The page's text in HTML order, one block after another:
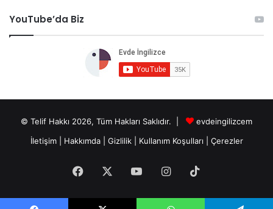
YouTube’da Biz
© Telif Hakkı 2026, Tüm Hakları Saklıdır. |
evdeingilizcem
İletişim| Hakkımda Gizlilik Kullanım Koşulları Çerezler
Facebook YouTubeInstagram